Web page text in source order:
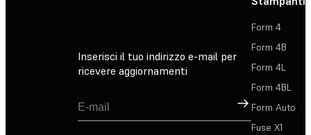
Inserisci il tuo indirizzo e-mail per
ricevere aggiornamenti
Registrati
Form 4
Form 4B
Form 4L
Form 4BL
Form Auto
Fuse X1